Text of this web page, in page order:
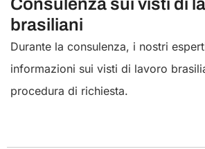
Consulenza sui visti di
brasiliani
Durante la consulenza, i nostri
informazioni sui visti di lavoro
procedura di richiesta.